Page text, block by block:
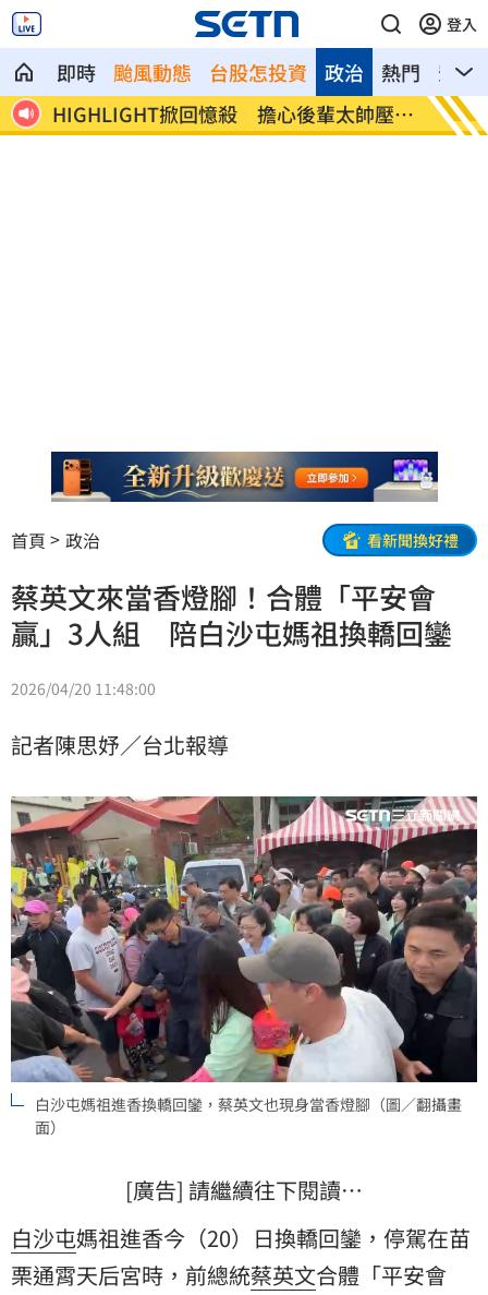
登入
即時 颱風動態 台股怎投資 熱門 影音
政治
力 狂冒百顆紅疹非毛囊炎！醫診斷出罕見疾
病
颱風
首頁 政治 看新聞換好禮
蔡英文來當香燈腳！合體「平安會
贏」3人組 陪白沙屯媽祖換轎回鑾
2026/04/20 11:48:00
記者陳思妤／台北報導
白沙屯媽祖進香換轎回鑾，蔡英文也現身當香燈腳（圖／翻攝畫
面）
[廣告] 請繼續往下閱讀…
白沙屯媽祖進香今（20）日換轎回鑾，停駕在苗
栗通霄天后宮時，前總統蔡英文合體「平安會